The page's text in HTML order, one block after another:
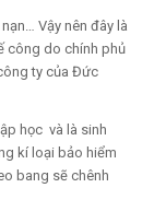
Vậy nên đây là
công do chính phủ
ty của Đức
học và là sinh
kí loại bảo hiểm
bang sẽ chênh